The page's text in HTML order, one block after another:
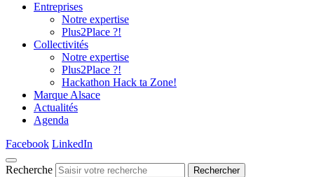
Entreprises
Notre expertise
Plus2Place ?!
Collectivités
Notre expertise
Plus2Place ?!
Hackathon Hack ta Zone!
Marque Alsace
Actualités
Agenda
Facebook LinkedIn
Recherche Rechercher